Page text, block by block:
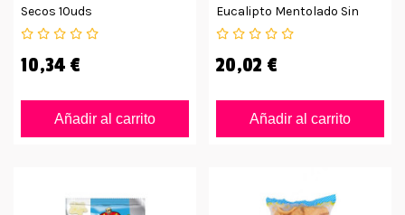
Secos 10uds
10,34 €
Añadir al carrito
Eucalipto Mentolado Sin
Azúcar
20,02 €
Añadir al carrito